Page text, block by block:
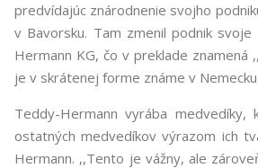
predvídajúc znárodnenie svojho
v Bavorsku. Tam zmenil podnik
Hermann KG, čo v preklade
je v skrátenej forme známe v
Teddy-Hermann vyrába
ostatných medvedíkov výrazom ich
Hermann. ,,Tento je vážny, ale